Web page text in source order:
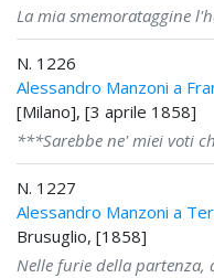
La mia smemorataggine
N. 1226
Alessandro Manzoni a
[Milano], [3 aprile 1858]
***Sarebbe ne' miei voti
N. 1227
Alessandro Manzoni a
Brusuglio, [1858]
Nelle furie della partenza,